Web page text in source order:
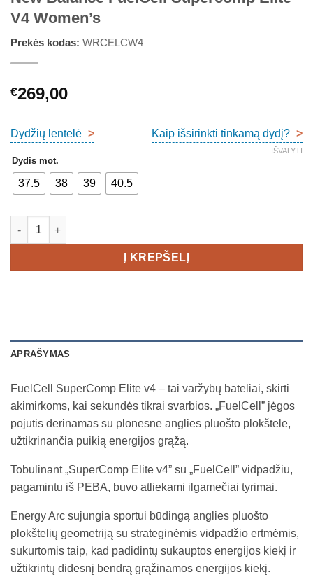
V4 Women’s
Prekės kodas: WRCELCW4
€269,00
Dydžių lentelė > Kaip išsirinkti tinkamą dydį? >
Dydis mot.
37.5 38 39 40.5
IŠVALYTI
produkto kiekis: New Balance FuelCell Supercomp Elite V4
Į KREPŠELĮ
APRAŠYMAS
FuelCell SuperComp Elite v4 – tai varžybų bateliai, skirti
akimirkoms, kai sekundės tikrai svarbios. „FuelCell” jėgos
pojūtis derinamas su plonesne anglies pluošto plokštele,
užtikrinančia puikią energijos grąžą.
Tobulinant „SuperComp Elite v4” su „FuelCell” vidpadžiu,
pagamintu iš PEBA, buvo atliekami ilgamečiai tyrimai.
Energy Arc sujungia sportui būdingą anglies pluošto
plokštelių geometriją su strateginėmis vidpadžio ertmėmis,
sukurtomis taip, kad padidintų sukauptos energijos kiekį ir
užtikrintų didesnį bendrą grąžinamos energijos kiekį.